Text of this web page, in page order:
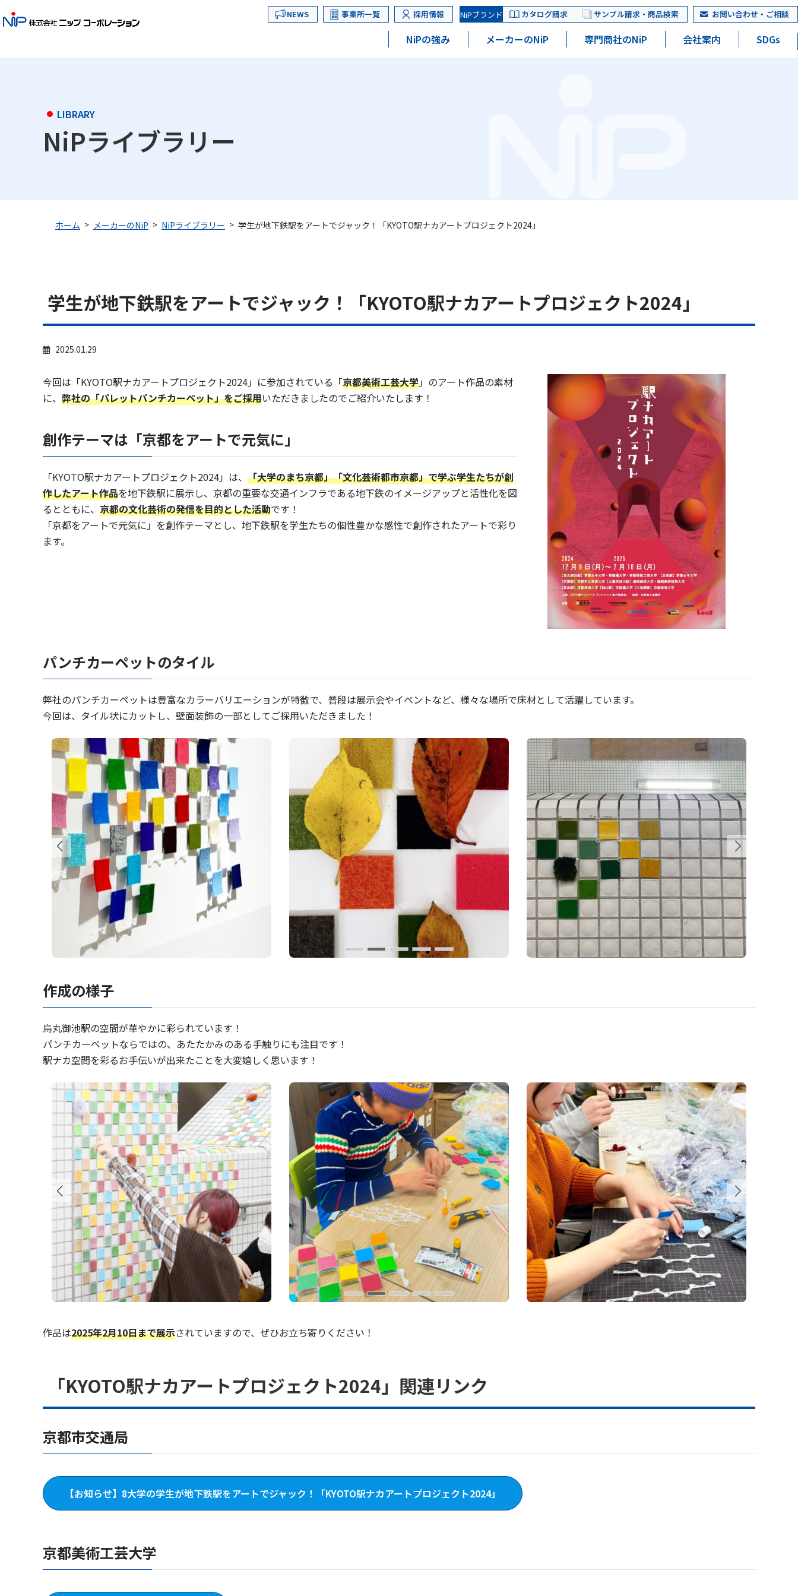
NEWS 事業所一覧 採用情報 NiPブランド カタログ請求 サンプル請求・商品検索 お問い合わせ・ご相談
NiPの強み メーカーのNiP 専門商社のNiP 会社案内 SDGs
NiPライブラリー
LIBRARY
ホーム メーカーのNiP NiPライブラリー 学生が地下鉄駅をアートでジャック！「KYOTO駅ナカアートプロジェクト2024」
学生が地下鉄駅をアートでジャック！「KYOTO駅ナカアートプロジェクト2024」
2025.01.29
今回は「KYOTO駅ナカアートプロジェクト2024」に参加されている「京都美術工芸大学」のアート作品の素材
に、 弊社の「パレットパンチカーペット」をご採用いただきましたのでご紹介いたします！
創作テーマは「京都をアートで元気に 」
「KYOTO駅ナカアートプロジェクト2024」は、 「大学のまち京都」「文化芸術都市京都」で学ぶ学生たちが創
作したアート作品を地下鉄駅に展示し、京都の重要な交通インフラである地下鉄のイメージアップと活性化を図
るとともに、 京都の文化芸術の発信を目的とした活動です！
「京都をアートで元気に」を創作テーマとし、地下鉄駅を学生たちの個性豊かな感性で創作されたアートで彩り
ます。
パンチカーペットのタイル
弊社のパンチカーペットは豊富なカラーバリエーションが特徴で、普段は展示会やイベントなど、様々な場所で床材として活躍しています。
今回は、タイル状にカットし、壁面装飾の一部としてご採用いただきました！
作成の様子
烏丸御池駅の空間が華やかに彩られています！
パンチカーペットならではの、あたたかみのある手触りにも注目です！
駅ナカ空間を彩るお手伝いが出来たことを大変嬉しく思います！
作品は2025年2月10日まで展示されていますので、ぜひお立ち寄りください！
「KYOTO駅ナカアートプロジェクト2024」関連リンク
京都市交通局
【お知らせ】8大学の学生が地下鉄駅をアートでジャック！「KYOTO駅ナカアートプロジェクト2024」
京都美術工芸大学